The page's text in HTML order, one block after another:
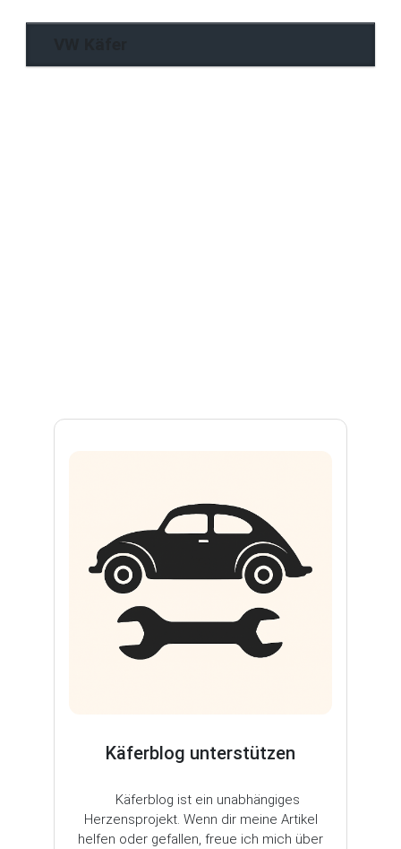
Käferblog unterstützen
Käferblog ist ein unabhängiges
Herzensprojekt. Wenn dir meine Artikel
helfen oder gefallen, freue ich mich über